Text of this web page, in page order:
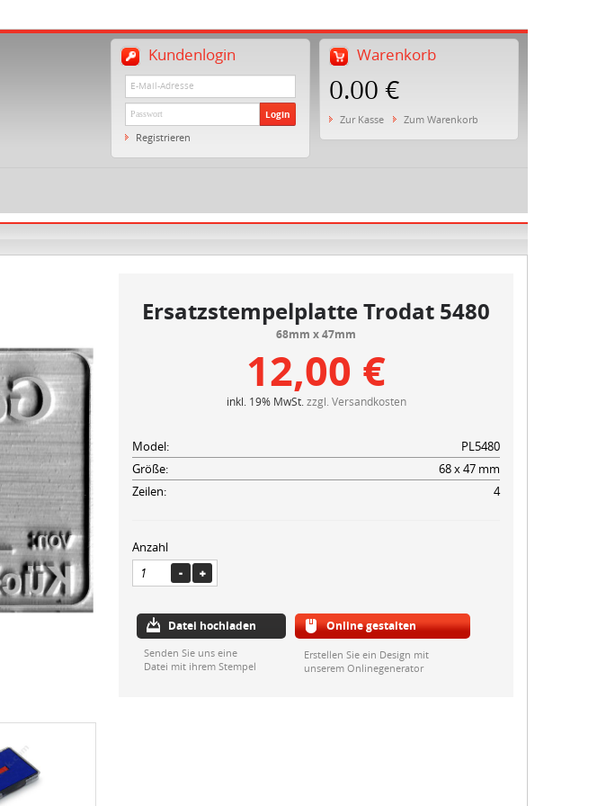
Warenkorb
0.00 €
Zur Kasse Zum Warenkorb
Kundenlogin
Login
Registrieren
Ersatzstempelplatte Trodat 5480
68mm x 47mm
12,00 €
inkl. 19% MwSt. zzgl. Versandkosten
Model:
PL5480
Größe:
68 x 47 mm
Zeilen:
4
Anzahl
Datei hochladen
Senden Sie uns eine
Datei mit ihrem Stempel
Online gestalten
Erstellen Sie ein Design mit
unserem Onlinegenerator